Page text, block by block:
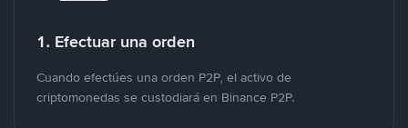
1. Efectuar una orden
Cuando efectúes una orden P2P, el activo de
criptomonedas se custodiará en Binance P2P.